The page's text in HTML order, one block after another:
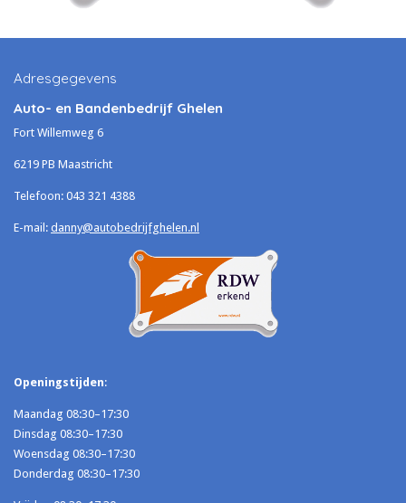
Adresgegevens
Auto- en Bandenbedrijf Ghelen
Fort Willemweg 6
6219 PB Maastricht
Telefoon: 043 321 4388
E-mail: danny@autobedrijfghelen.nl
Openingstijden:
Maandag 08:30–17:30
Dinsdag 08:30–17:30
Woensdag 08:30–17:30
Donderdag 08:30–17:30